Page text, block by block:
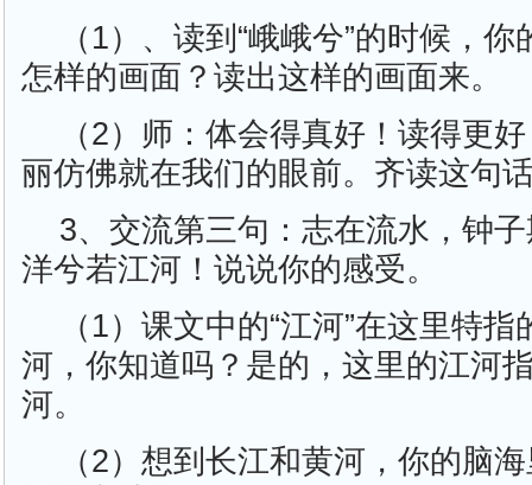
（1）、读到“峨峨兮”的时候，
怎样的画面？读出这样的画面来。
（2）师：体会得真好！读得更
丽仿佛就在我们的眼前。齐读这句
3、交流第三句：志在流水，钟
洋兮若江河！说说你的感受。
（1）课文中的“江河”在这里特
河，你知道吗？是的，这里的江河
河。
（2）想到长江和黄河，你的脑